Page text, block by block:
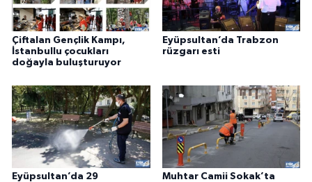
Çiftalan Gençlik Kampı,
İstanbullu çocukları
doğayla buluşturuyor
Eyüpsultan’da Trabzon
rüzgarı esti
Eyüpsultan’da 29
Muhtar Camii Sokak’ta